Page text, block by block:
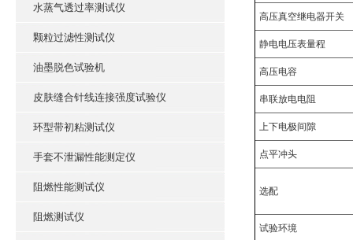
水蒸气透过率测试仪
颗粒过滤性测试仪
油墨脱色试验机
皮肤缝合针线连接强度试验仪
环型带初粘测试仪
手套不泄漏性能测定仪
阻燃性能测试仪
阻燃测试仪
高压真空继电器开关
静电电压表量程
高压电容
串联放电电阻
上下电极间隙
点平冲头
选配
试验环境